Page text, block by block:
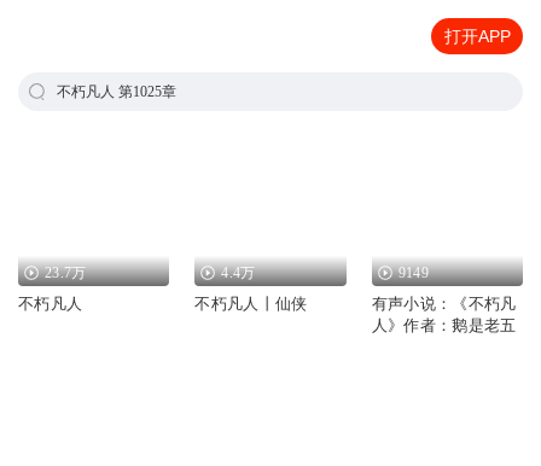
打开APP
不朽凡人 第1025章
23.7万
不朽凡人
4.4万
不朽凡人丨仙侠
9149
有声小说：《不朽凡
人》作者：鹅是老五